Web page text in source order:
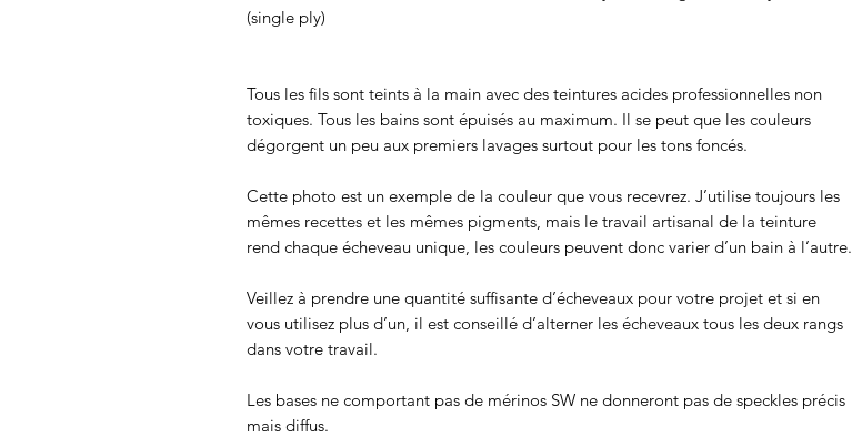
(single ply)
Tous les fils sont teints à la main avec des teintures acides professionnelles non
toxiques. Tous les bains sont épuisés au maximum. Il se peut que les couleurs
dégorgent un peu aux premiers lavages surtout pour les tons foncés.
Cette photo est un exemple de la couleur que vous recevrez. J’utilise toujours les
mêmes recettes et les mêmes pigments, mais le travail artisanal de la teinture
rend chaque écheveau unique, les couleurs peuvent donc varier d’un bain à l’autre.
Veillez à prendre une quantité suffisante d’écheveaux pour votre projet et si en
vous utilisez plus d’un, il est conseillé d’alterner les écheveaux tous les deux rangs
dans votre travail.
Les bases ne comportant pas de mérinos SW ne donneront pas de speckles précis
mais diffus.